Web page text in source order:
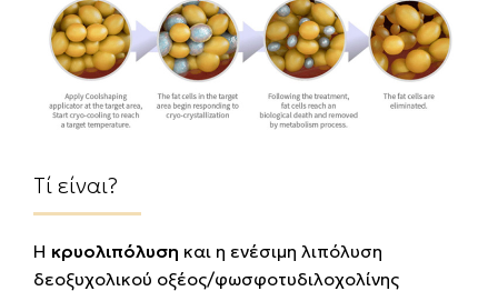
Τί είναι?
Η κρυολιπόλυση και η ενέσιμη λιπόλυση
δεοξυχολικού οξέος/φωσφοτυδιλοχολίνης